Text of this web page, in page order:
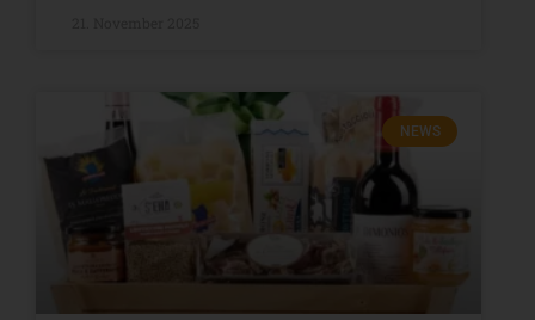
NEWS